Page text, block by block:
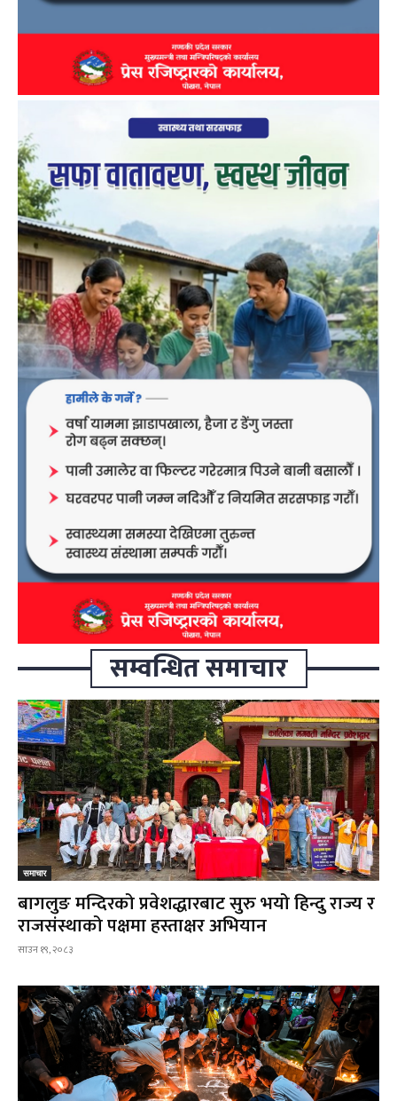
सम्वन्धित समाचार
समाचार
बागलुङ मन्दिरको प्रवेशद्धारबाट सुरु भयो हिन्दु राज्य र
राजसंस्थाको पक्षमा हस्ताक्षर अभियान
साउन १९, २०८३